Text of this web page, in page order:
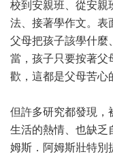
校到安親班、從安親
法、接著學作文。表
父母把孩子該學什麼
當，孩子只要按著父
歡，這都是父母苦心
但許多研究都發現，
生活的熱情、也缺乏
姆斯．阿姆斯壯特別